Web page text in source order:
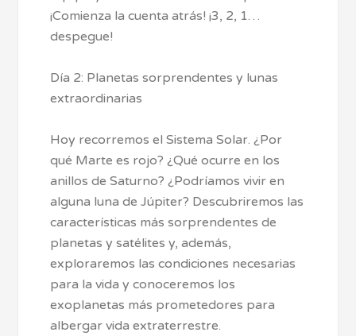
¡Comienza la cuenta atrás! ¡3, 2, 1…
despegue!
Día 2: Planetas sorprendentes y lunas
extraordinarias
Hoy recorremos el Sistema Solar. ¿Por
qué Marte es rojo? ¿Qué ocurre en los
anillos de Saturno? ¿Podríamos vivir en
alguna luna de Júpiter? Descubriremos las
características más sorprendentes de
planetas y satélites y, además,
exploraremos las condiciones necesarias
para la vida y conoceremos los
exoplanetas más prometedores para
albergar vida extraterrestre.